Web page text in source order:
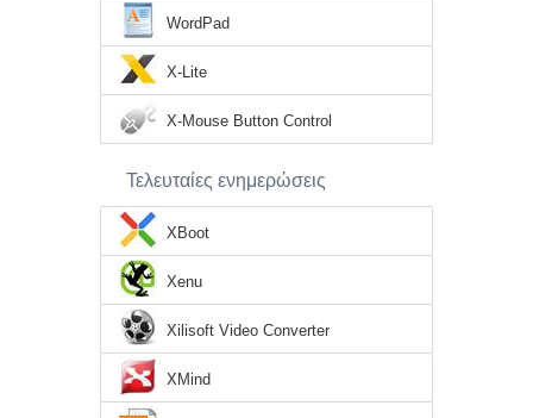
WordPad
X-Lite
X-Mouse Button Control
Τελευταίες ενημερώσεις
XBoot
Xenu
Xilisoft Video Converter
XMind